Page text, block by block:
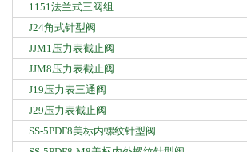
1151法兰式三阀组
J24角式针型阀
JJM1压力表截止阀
JJM8压力表截止阀
J19压力表三通阀
J29压力表截止阀
SS-5PDF8美标内螺纹针型阀